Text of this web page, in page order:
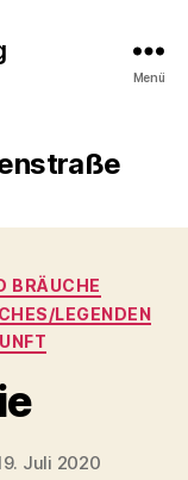
Menü
BRÄUCHE
LEGENDEN
Juli 2020